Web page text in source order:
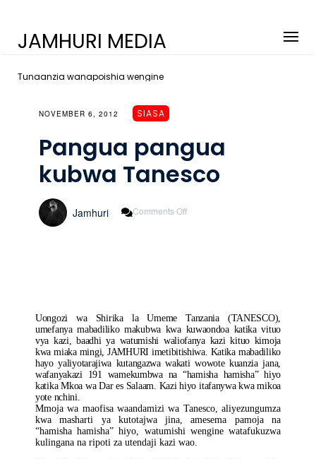
JAMHURI MEDIA
Tunaanzia wanapoishia wengine
NOVEMBER 6, 2012 SIASA
Pangua pangua
kubwa Tanesco
Jamhuri Comments Off
Uongozi wa Shirika la Umeme Tanzania (TANESCO),
umefanya mabadiliko makubwa kwa kuwaondoa katika vituo
vya kazi, baadhi ya watumishi waliofanya kazi kituo kimoja
kwa miaka mingi, JAMHURI imetibitishiwa. Katika mabadiliko
hayo yaliyotarajiwa kutangazwa wakati wowote kuanzia jana,
wafanyakazi 191 wamekumbwa na “hamisha hamisha” hiyo
katika Mkoa wa Dar es Salaam. Kazi hiyo itafanywa kwa mikoa
yote nchini.
Mmoja wa maofisa waandamizi wa Tanesco, aliyezungumza
kwa masharti ya kutotajwa jina, amesema pamoja na
“hamisha hamisha” hiyo, watumishi wengine watafukuzwa
kulingana na ripoti za utendaji kazi wao.